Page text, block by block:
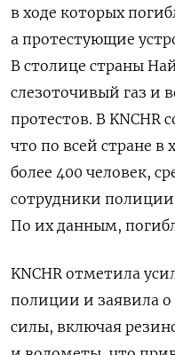
в ходе которых
а протестующие
В столице страны
слезоточивый газ и
протестов. В KNCHR
что по всей стране в
более 400 человек,
сотрудники
По их данным,
KNCHR отметила
полиции и заявила
силы, включая